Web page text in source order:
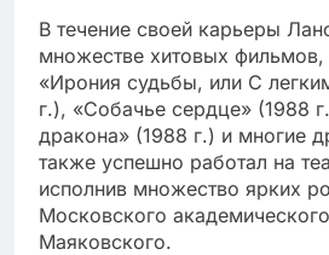
В течение своей карьеры
множестве хитовых фильмов,
«Ирония судьбы, или С
г.), «Собачье сердце» (1988
дракона» (1988 г.) и многие
также успешно работал на
исполнив множество ярких
Московского
Маяковского.